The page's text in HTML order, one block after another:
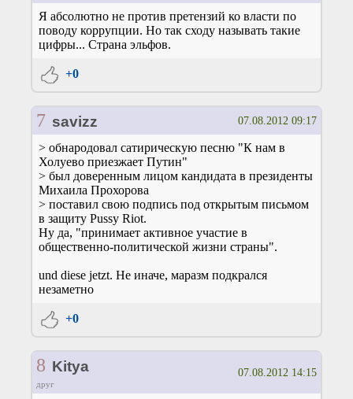
Я абсолютно не против претензий ко власти по
поводу коррупции. Но так сходу называть такие
цифры... Страна эльфов.
+0
7 savizz 07.08.2012 09:17
> обнародовал сатирическую песню "К нам в
Холуево приезжает Путин"
> был доверенным лицом кандидата в президенты
Михаила Прохорова
> поставил свою подпись под открытым письмом
в защиту Pussy Riot.
Ну да, "принимает активное участие в
общественно-политической жизни страны".
und diese jetzt. Не иначе, маразм подкрался
незаметно
+0
8 Kitya
друг
07.08.2012 14:15